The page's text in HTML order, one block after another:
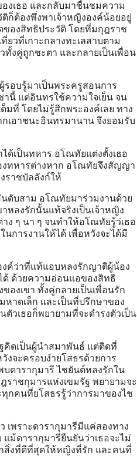
องเธอ และกลับมาชื่นชมความ
ก็ต้องพึ่งพาเจ้าหญิงองค์น้อยอยู่
ของสิทธิประวัติ โดยที่มกุฎราช
วที่เกาะกลางทะเลสาบตาม
ทั้งคู่ถูกชะตา และกลายเป็นเพื่อน
อบรู้มาเป็นพระครูสอนการ
านี้ แต่อินทรใช้ความใจเย็น จน
มที่ โดยไม่รู้สึกพระองค์เลย ทาง
เอาชนะอินทรมานาน จึงยอมรับ
ด้เป็นทหาร อโณทัยแต่งตั้งเธอ
งทหารต่างหาก อโณทัยจึงสัญญา
ราชบัลลังก์ให้
ดับสาม อโณทัยมาร่วมงานด้วย
หลงรักนั้นแท้จริงเป็นเจ้าหญิง
ง ๆ นา ๆ จนทำให้อโณทัยรู้ว่เธอ
การงานให้ได้ เพื่อหวังจะได้มี
งค์ว่าที่แท้แอบหลงรักญาติผู้น้อง
ด้ ด้วยความอ่อนแอของสิทธิ
งเขา ทั้งคู่กลายเป็นเพื่อนรัก
หาดเล็ก และเป็นที่ปรึกษาของ
วเธอก็พยายามที่จะดำรงตัวเป็น
คิดเป็นผู้นำสมาพันธ์ แต่ติดที่
งจะครอบงำยโสธรด้วยการ
บดารากุมารี ไชยันต์หลงรักใน
ราชกุมารแห่งเขมรัฐ พยายามจะ
กคนที่ยโสธรรู้ว่าการมาของไช
เพราะดารากุมารีมีแค่สองทาง
ม้ดารากุมารียืนยันว่าเธอจะไม่
กสิ่งที่ดีที่สุดให้หญิงที่รัก และคนที่